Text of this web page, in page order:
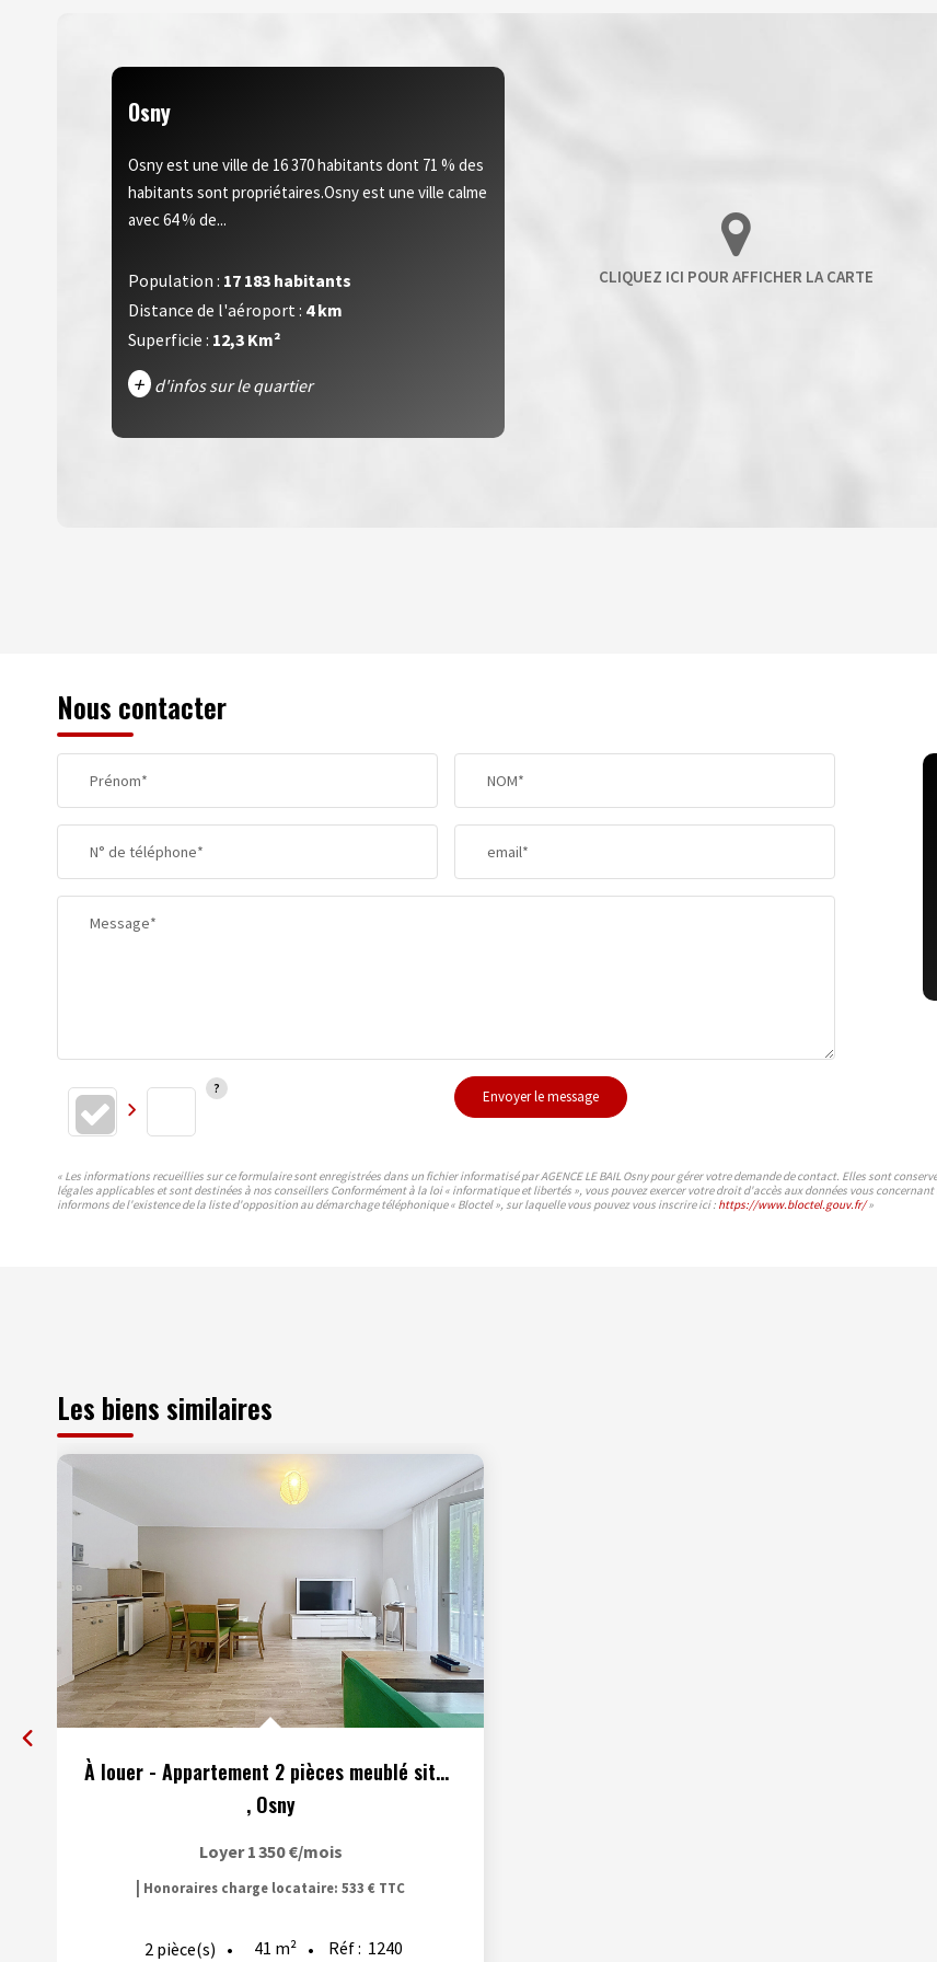
Osny
Osny est une ville de 16 370 habitants dont 71 % des
habitants sont propriétaires.Osny est une ville calme
avec 64 % de...
Population : 17 183 habitants
Distance de l'aéroport : 4 km
Superficie : 12,3 Km²
+ d'infos sur le quartier
TAXE FONCIÈRE
SUPERFICIE :
RESTAURANTS ET CAFÉS COMMERCES
Nous contacter
Prénom* NOM*
N° de téléphone* email*
Message*
Envoyer le message
« Les informations recueillies sur ce formulaire sont enregistrées dans un fichier informatisé par AGENCE LE BAIL Osny pour gérer votre demande de contact. Elles sont
légales applicables et sont destinées à nos conseillers Conformément à la loi « informatique et libertés », vous pouvez exercer votre droit d'accès aux données vous
informons de l'existence de la liste d'opposition au démarchage téléphonique « Bloctel », sur laquelle vous pouvez vous inscrire ici : https://www.bloctel.gouv.fr/»
Les biens similaires
À louer - Appartement 2 pièces meublé situé à Osny
, Osny
Loyer 1 350 €/mois
| Honoraires charge locataire: 533 € TTC
2 pièce(s) 41 m² Réf : 1240